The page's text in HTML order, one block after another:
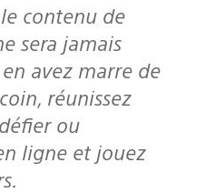
le contenu de
sera jamais
avez marre de
réunissez
ou
ligne et jouez